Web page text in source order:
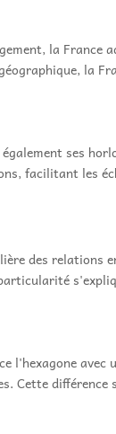
la
la
ses
facilitant les
des relations
Cette